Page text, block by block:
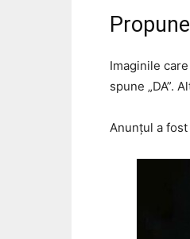
Imaginile
spune „DA”.
Anunțul a